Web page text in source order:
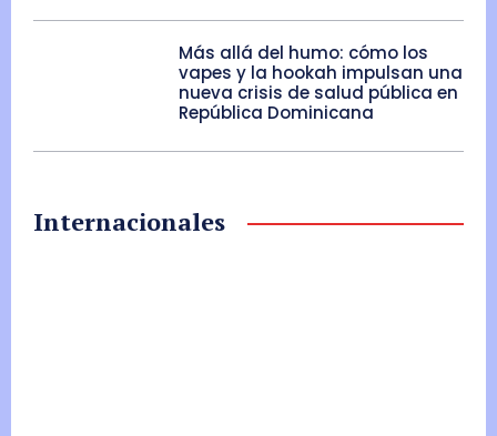
Más allá del humo: cómo los
vapes y la hookah impulsan una
nueva crisis de salud pública en
República Dominicana
Internacionales